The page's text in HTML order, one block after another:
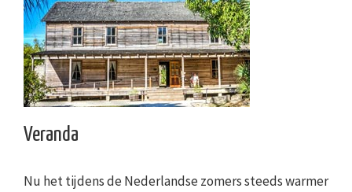
Veranda
Nu het tijdens de Nederlandse zomers steeds warmer